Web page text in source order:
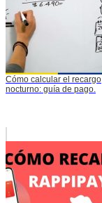
Cómo calcular el recargo
nocturno: guía de pago.